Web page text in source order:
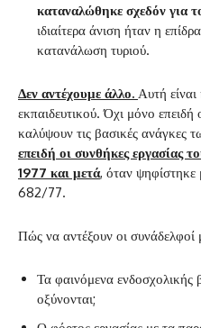
καταναλώθηκε σχεδόν για
ιδιαίτερα άνιση ήταν η
κατανάλωση τυριού.
Δεν αντέχουμε άλλο. Αυτή
εκπαιδευτικού. Όχι μόνο επειδή
καλύψουν τις βασικές ανάγκες
επειδή οι συνθήκες εργασίας
1977 και μετά, όταν
682/77.
Πώς να αντέξουν οι συνάδελφοί
Τα φαινόμενα ενδοσχολικής
οξύνονται;